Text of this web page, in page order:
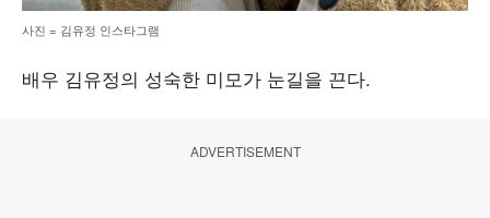
사진 = 김유정 인스타그램
배우 김유정의 성숙한 미모가 눈길을 끈다.
ADVERTISEMENT